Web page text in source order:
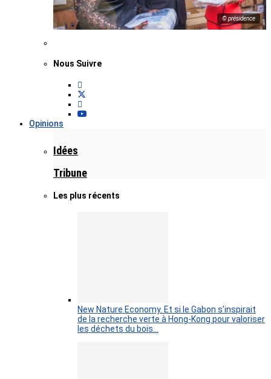
© présidence
Nous Suivre
Opinions
Idées
Tribune
Les plus récents
New Nature Economy. Et si le Gabon s’inspirait
de la recherche verte à Hong-Kong pour valoriser
les déchets du bois…